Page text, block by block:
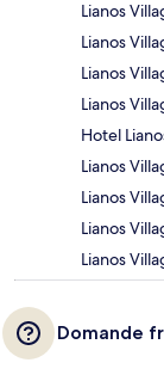
Lianos
Lianos
Lianos
Lianos
Hotel
Lianos
Lianos
Lianos
Lianos
Domande